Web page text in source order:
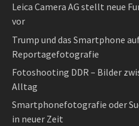
Leica Camera AG stellt neue
vor
Trump und das Smartphone
Reportagefotografie
Fotoshooting DDR – Bilder
Alltag
Smartphonefotografie oder
in neuer Zeit